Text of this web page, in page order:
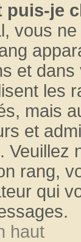
puis-je
vous
et
les
mais
et
Veuillez
rang,
qui
haut